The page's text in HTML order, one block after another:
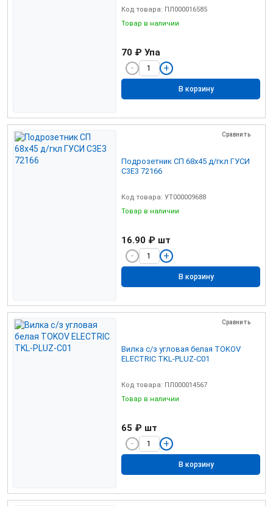
Код товара: ПЛ000016585
Товар в наличии
70 ₽ Упа
В корзину
Сравнить
Подрозетник СП 68х45 д/гкл ГУСИ
С3Е3 72166
Код товара: УТ000009688
Товар в наличии
16.90 ₽ шт
В корзину
Сравнить
Вилка с/з угловая белая TOKOV
ELECTRIC TKL-PLUZ-C01
Код товара: ПЛ000014567
Товар в наличии
65 ₽ шт
В корзину